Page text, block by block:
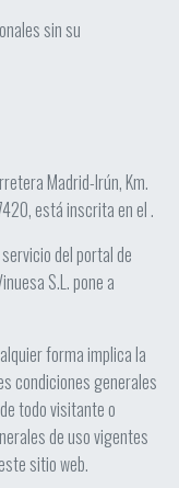
sin su
Madrid-Irún, Km.
está inscrita en el .
del portal de
S.L. pone a
forma implica la
condiciones generales
todo visitante o
de uso vigentes
sitio web.